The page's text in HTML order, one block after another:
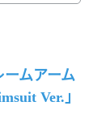
ムアーム
Ver.」